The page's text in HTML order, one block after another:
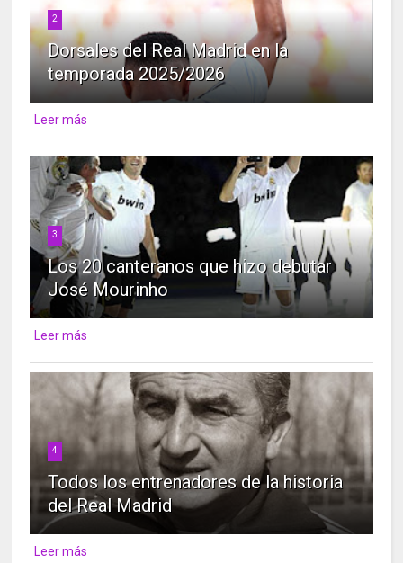
2
Dorsales del Real Madrid en la
temporada 2025/2026
Leer más
3
Los 20 canteranos que hizo debutar
José Mourinho
Leer más
4
Todos los entrenadores de la historia
del Real Madrid
Leer más